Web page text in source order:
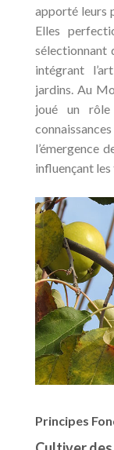
apporté leurs
Elles
sélectionnant
intégrant
jardins. Au
joué un
l’émergence
influençant
Principes